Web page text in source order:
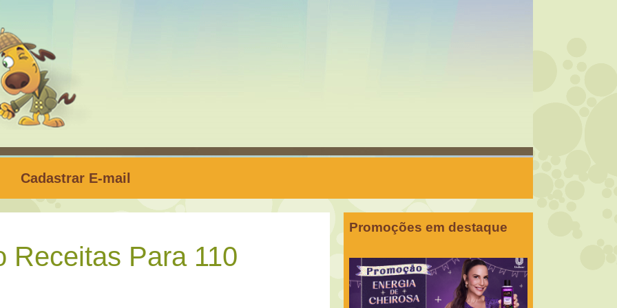
Cadastrar E-mail
Receitas Para 110
Promoções em destaque